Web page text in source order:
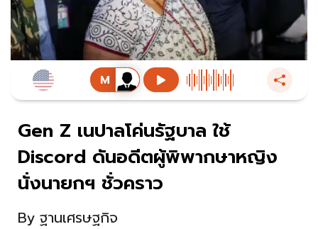
Gen Z เนปาลโค่นรัฐบาล ใช้
Discord ดันอดีตผู้พิพากษาหญิง
นั่งนายกฯ ชั่วคราว
By ฐานเศรษฐกิจ